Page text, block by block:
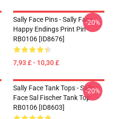
Sally Face Pins - Sally Face
Happy Endings Print Pin
RB0106 [ID8676]
7,93 £ - 10,30 £
-20%
Sally Face Tank Tops - Sally
Face Sal Fischer Tank Top
RB0106 [ID8603]
-20%